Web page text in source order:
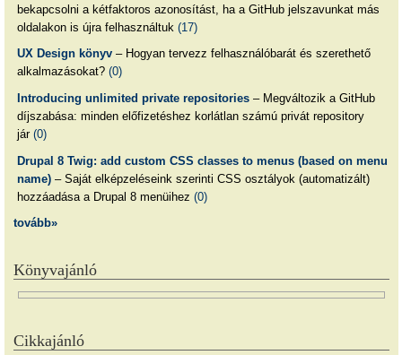
bekapcsolni a kétfaktoros azonosítást, ha a GitHub jelszavunkat más
oldalakon is újra felhasználtuk (17)
UX Design könyv– Hogyan tervezz felhasználóbarát és szerethető
alkalmazásokat? (0)
Introducing unlimited private repositories– Megváltozik a GitHub
díjszabása: minden előfizetéshez korlátlan számú privát repository
jár (0)
Drupal 8 Twig: add custom CSS classes to menus (based on menu
name)– Saját elképzeléseink szerinti CSS osztályok (automatizált)
hozzáadása a Drupal 8 menüihez (0)
tovább»
Könyvajánló
Cikkajánló